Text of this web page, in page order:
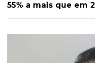
55% a mais que em